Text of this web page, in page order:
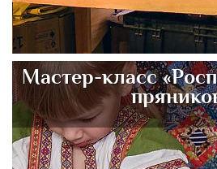
Мастер-класс